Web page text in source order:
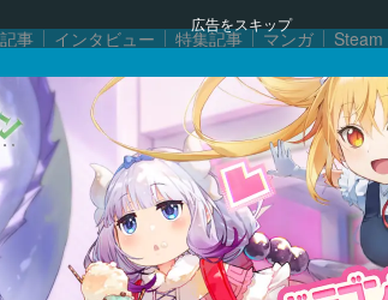
広告をスキップ
事 インタビュー 特集記事 マンガ Steam